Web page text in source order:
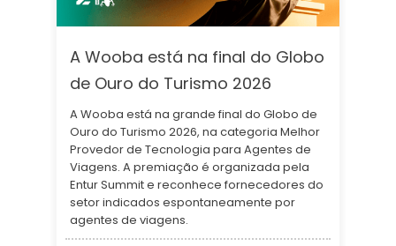
A Wooba está na final do Globo
de Ouro do Turismo 2026
A Wooba está na grande final do Globo de
Ouro do Turismo 2026, na categoria Melhor
Provedor de Tecnologia para Agentes de
Viagens. A premiação é organizada pela
Entur Summit e reconhece fornecedores do
setor indicados espontaneamente por
agentes de viagens.